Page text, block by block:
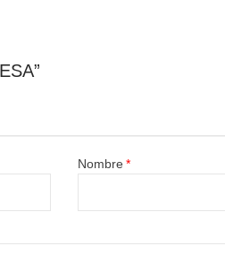
Nombre